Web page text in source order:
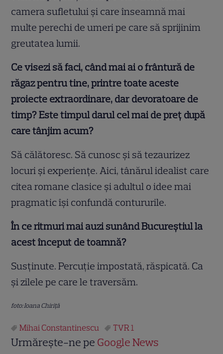
camera sufletului şi care înseamnă mai
multe perechi de umeri pe care să sprijinim
greutatea lumii.
Ce visezi să faci, când mai ai o frântură de
răgaz pentru tine, printre toate aceste
proiecte extraordinare, dar devoratoare de
timp? Este timpul darul cel mai de preț după
care tânjim acum?
Să călătoresc. Să cunosc şi să tezaurizez
locuri şi experienţe. Aici, tânărul idealist care
citea romane clasice şi adultul o idee mai
pragmatic îşi confundă contururile.
În ce ritmuri mai auzi sunând Bucureștiul la
acest început de toamnă?
Susţinute. Percuţie impostată, răspicată. Ca
şi zilele pe care le traversăm.
foto: Ioana Chiriță
Mihai Constantinescu TVR 1
Urmărește-ne pe Google News